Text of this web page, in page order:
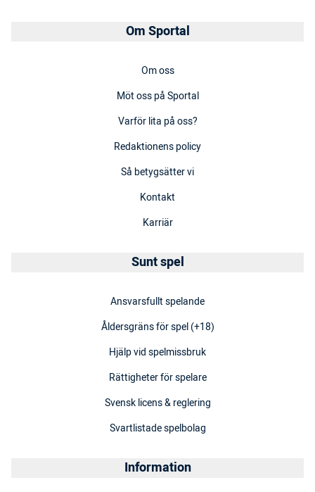
Om Sportal
Om oss
Möt oss på Sportal
Varför lita på oss?
Redaktionens policy
Så betygsätter vi
Kontakt
Karriär
Sunt spel
Ansvarsfullt spelande
Åldersgräns för spel (+18)
Hjälp vid spelmissbruk
Rättigheter för spelare
Svensk licens & reglering
Svartlistade spelbolag
Information